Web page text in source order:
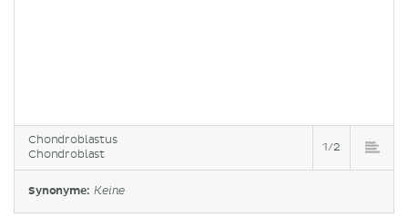
Chondroblastus
Chondroblast
1/2
Synonyme: Keine